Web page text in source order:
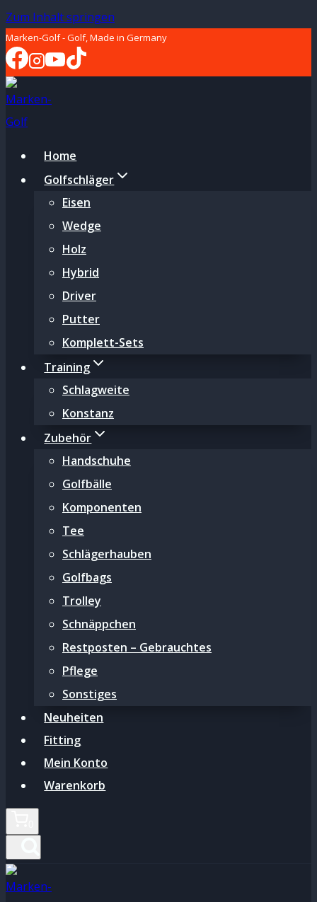
Zum Inhalt springen
Marken-Golf - Golf, Made in Germany
Home
Golfschläger
Eisen
Wedge
Holz
Hybrid
Driver
Putter
Komplett-Sets
Training
Schlagweite
Konstanz
Zubehör
Handschuhe
Golfbälle
Komponenten
Tee
Schlägerhauben
Golfbags
Trolley
Schnäppchen
Restposten – Gebrauchtes
Pflege
Sonstiges
Neuheiten
Fitting
Mein Konto
Warenkorb